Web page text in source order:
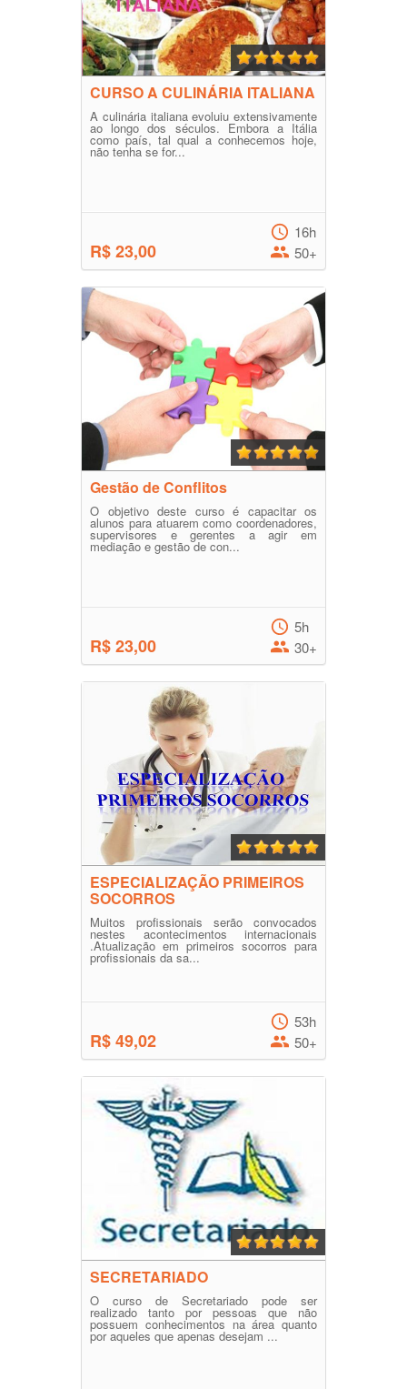
CURSO A CULINÁRIA ITALIANA
A culinária italiana evoluiu extensivamente
ao longo dos séculos. Embora a Itália
como país, tal qual a conhecemos hoje,
não tenha se for...
R$ 23,00
16h
50+
Gestão de Conflitos
O objetivo deste curso é capacitar os
alunos para atuarem como coordenadores,
supervisores e gerentes a agir em
mediação e gestão de con...
R$ 23,00
5h
30+
ESPECIALIZAÇÃO PRIMEIROS
SOCORROS
Muitos profissionais serão convocados
nestes acontecimentos internacionais
.Atualização em primeiros socorros para
profissionais da sa...
R$ 49,02
53h
50+
SECRETARIADO
O curso de Secretariado pode ser
realizado tanto por pessoas que não
possuem conhecimentos na área quanto
por aqueles que apenas desejam ...